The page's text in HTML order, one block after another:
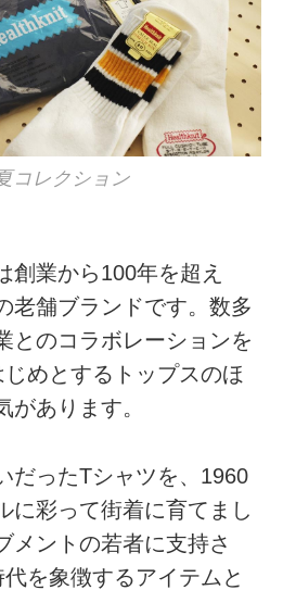
コレクション
創業から100年を超え
老舗ブランドです。数多
とのコラボレーションを
めとするトップスのほ
があります。
だったTシャツを、1960
に彩って街着に育てまし
メントの若者に支持さ
を象徴するアイテムと